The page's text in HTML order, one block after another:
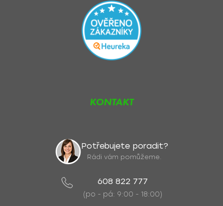
KONTAKT
Potřebujete poradit?
Rádi vám pomůžeme.
608 822 777
(po - pá: 9:00 - 18:00)